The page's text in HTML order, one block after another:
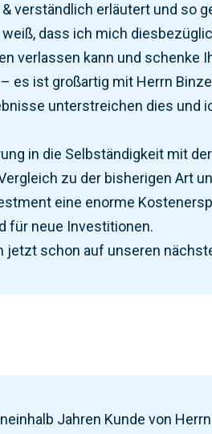
verständlich erläutert und so
dass ich mich
verlassen kann und schenke
es ist großartig mit Herrn
unterstreichen dies und
in die Selbständigkeit mit
zu der bisherigen Art
eine enorme
für neue Investitionen.
jetzt schon auf unseren
Jahren Kunde von